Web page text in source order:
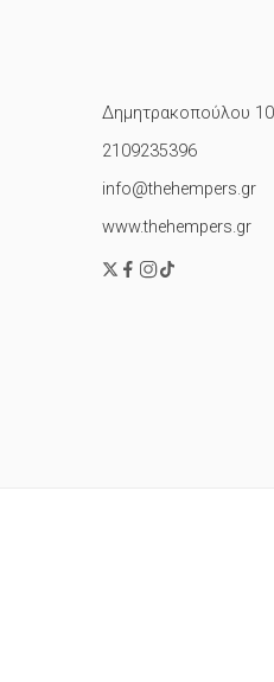
Δημητρακοπούλου
2109235396
info@thehempers.gr
www.thehempers.gr